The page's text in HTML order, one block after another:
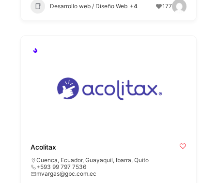
Desarrollo web / Diseño Web +4 177
Acolitax
Cuenca, Ecuador,Guayaquil, Ibarra,Quito
+593 99 797 7536
mvargas@gbc.com.ec